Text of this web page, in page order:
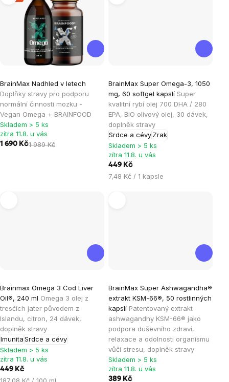
BrainMax Nadhled v letech
Doplňky stravy pro podporu
normální činnosti mozku -
Vegan Omega + BRAINFOOD
hodnocení
produktu
je
5,0
z
Skladem > 5 ks
zítra 11.8. u vás
1 690 Kč1 989 Kč
BrainMax Super Omega-3, 1050
mg, 60 softgel kapslí Super
kvalitní rybí olej 700 DHA / 280
EPA, BIO olivový olej, 30 dávek,
doplněk stravy
Srdce a cévyZrak
hodnocení
produktu
je
5,0
z
5
hvězdiček.
Skladem > 5 ks
zítra 11.8. u vás
449 Kč
Měrná
7,48 Kč / 1 kapsle
Brainmax Omega 3 Cod Liver
Oil®, 240 ml Omega 3 olej z
tresčích jater původem z
Islandu, citron, 24 dávek,
doplněk stravy
ImunitaSrdce a cévy
hodnocení
produktu
je
5,0
z
5
hvězdiček.
Skladem > 5 ks
zítra 11.8. u vás
449 Kč
Měrná
BrainMax Super Ashwagandha®
extrakt KSM-66®, 50 rostlinných
kapslí Patentovaný extrakt
ashwagandhy KSM-66® jako
podpora duševního zdraví,
relaxace a odolnosti organismu
vůči stresu, doplněk stravy
hodnocení
produktu
je
4,6
z
5
hvězdiček.
Skladem > 5 ks
zítra 11.8. u vás
389 Kč